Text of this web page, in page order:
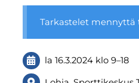
Tarkastelet mennyttä
la 16.3.2024 klo 9–18